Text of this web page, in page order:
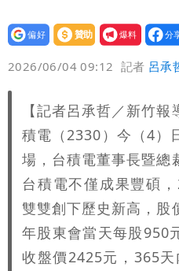
恐下500毫米
白海豚接近「北
署：本島陸警機
白海豚降雨注意
晚至明下午受影
設為
贊助
我要
爆料
2026/06/04 09:12 記者 呂承
【記者呂承哲／新竹
積電（2330）今（4）
場，台積電董事長暨總
台積電不僅成果豐碩
雙雙創下歷史新高，股
年股東會當天每股950
收盤價2425元，365